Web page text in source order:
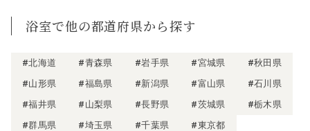
浴室で他の都道府県から探す
#北海道 #青森県 #岩手県 #宮城県
#秋田県
#山形県
#福島県 #新潟県 #富山県
#石川県
#福井県
#山梨県 #長野県 #茨城県
#栃木県
#群馬県
#埼玉県 #千葉県
#東京都